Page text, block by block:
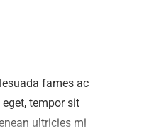
fames ac
tempor sit
ultricies mi